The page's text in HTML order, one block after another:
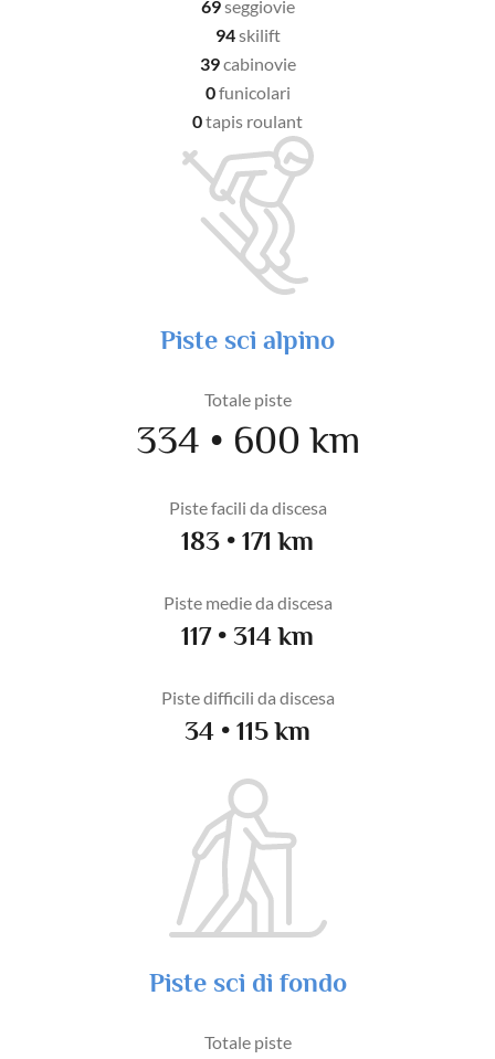
69seggiovie
94skilift
39cabinovie
0funicolari
0tapis roulant
Piste sci alpino
Totale piste
334 • 600 km
Piste facili da discesa
183 • 171 km
Piste medie da discesa
117 • 314 km
Piste difficili da discesa
34 • 115 km
Piste sci di fondo
Totale piste